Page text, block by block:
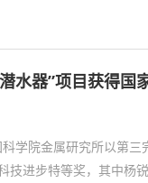
、p 型二维半导体单晶
晶圆级单晶...
水器”项目获得国
学院金属研究所以第三
技进步特等奖，其中杨